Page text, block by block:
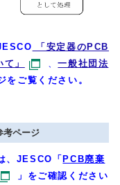
「安定器のPCB
」
、一般社団法
をご覧ください。
考ページ
、JESCO「 PCB廃棄
」をご確認ください